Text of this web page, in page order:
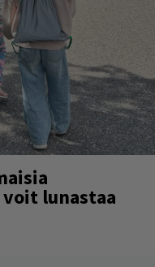
lunastaa